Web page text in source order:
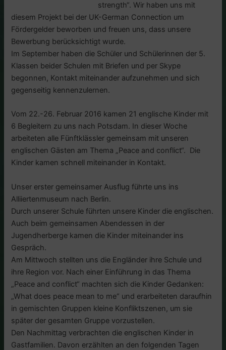
strength“. Wir haben uns mit
diesem Projekt bei der UK-German Connection um
Fördergelder beworben und freuen uns, dass unsere
Bewerbung berücksichtigt wurde.
Im September haben die Schüler und Schülerinnen der 5.
Klassen beider Schulen mit Briefen und per Skype
begonnen, Kontakt miteinander aufzunehmen und sich
gegenseitig kennenzulernen.
Vom 22.-26. Februar 2016 kamen 21 englische Kinder mit
6 Begleitern zu uns nach Potsdam. In dieser Woche
arbeiteten alle Fünftklässler gemeinsam mit unseren
englischen Gästen am Thema „Peace and conflict“. Die
Kinder kamen schnell miteinander in Kontakt.
Unser erster gemeinsamer Ausflug führte uns ins
Alliiertenmuseum nach Berlin.
Durch unserer Schule führten unsere Kinder die englischen.
Auch beim gemeinsamen Abendessen in der
Jugendherberge kamen die Kinder miteinander ins
Gespräch.
Am Mittwoch stellten uns die Engländer ihre Schule und
ihre Region vor. Nach einer Einführung in das Thema
„Peace and conflict“ machten sich die Kinder Gedanken:
„What does peace mean to me“ und erarbeiteten daraufhin
in gemischten Gruppen kleine Konfliktszenen, um sie
später der gesamten Gruppe vorzustellen.
Den Nachmittag verbrachten die englischen Kinder in
Gastfamilien. Davon erzählten an den folgenden Tagen